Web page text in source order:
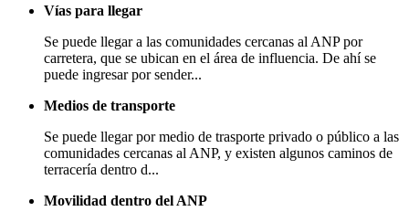
Vías para llegar
Se puede llegar a las comunidades cercanas al ANP por
carretera, que se ubican en el área de influencia. De ahí se
puede ingresar por sender...
Medios de transporte
Se puede llegar por medio de trasporte privado o público a las
comunidades cercanas al ANP, y existen algunos caminos de
terracería dentro d...
Movilidad dentro del ANP